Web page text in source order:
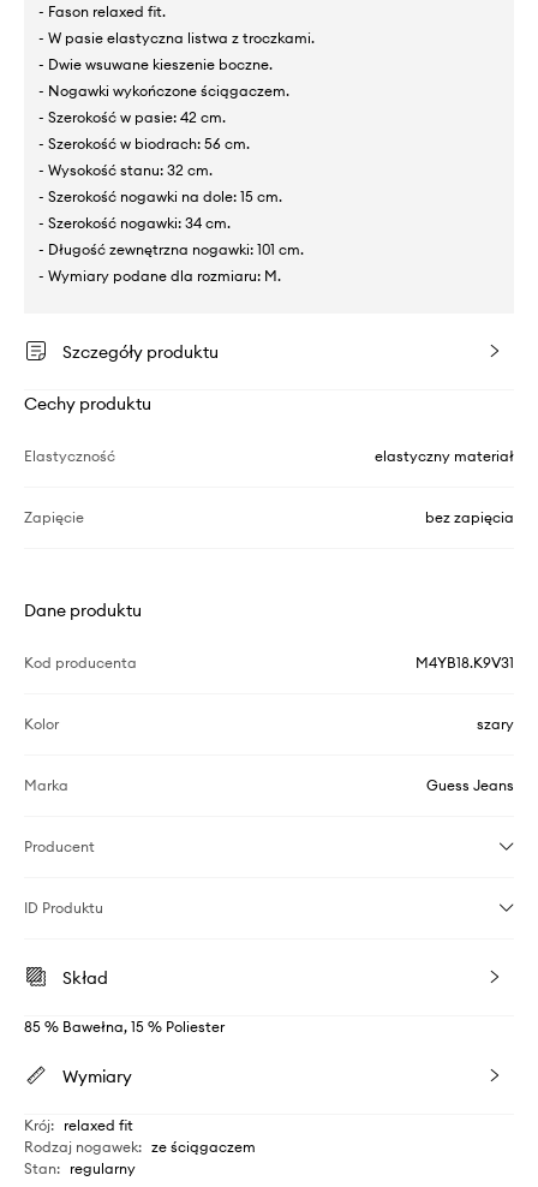
- Fason relaxed fit.
- W pasie elastyczna listwa z troczkami.
- Dwie wsuwane kieszenie boczne.
- Nogawki wykończone ściągaczem.
- Szerokość w pasie: 42 cm.
- Szerokość w biodrach: 56 cm.
- Wysokość stanu: 32 cm.
- Szerokość nogawki na dole: 15 cm.
- Szerokość nogawki: 34 cm.
- Długość zewnętrzna nogawki: 101 cm.
- Wymiary podane dla rozmiaru: M.
Szczegóły produktu
Cechy produktu
Elastyczność elastyczny materiał
Zapięcie bez zapięcia
Dane produktu
Kod producenta M4YB18.K9V31
Kolor szary
Marka Guess Jeans
Producent
ID Produktu
Skład
85 % Bawełna, 15 % Poliester
Wymiary
Krój: relaxed fit
Rodzaj nogawek: ze ściągaczem
Stan: regularny